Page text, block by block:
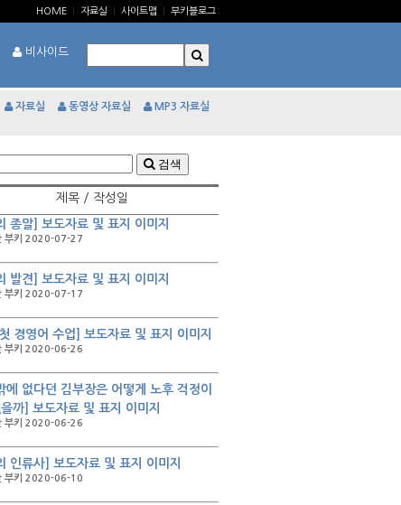
HOME 자료실 사이트맵 부키블로그
비사이드
자료실 동영상 자료실 MP3 자료실
검색
제목 / 작성일
종말] 보도자료 및 표지 이미지
부키 2020-07-27
발견] 보도자료 및 표지 이미지
부키 2020-07-17
경영어 수업] 보도자료 및 표지 이미지
부키 2020-06-26
에 없다던 김부장은 어떻게 노후 걱정이
까] 보도자료 및 표지 이미지
부키 2020-06-26
인류사] 보도자료 및 표지 이미지
부키 2020-06-10